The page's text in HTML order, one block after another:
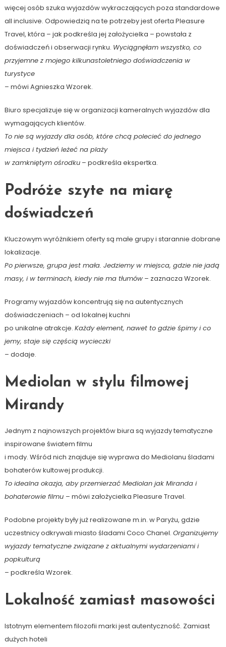
więcej osób szuka wyjazdów wykraczających poza standardowe
all inclusive. Odpowiedzią na te potrzeby jest oferta Pleasure
Travel, która – jak podkreśla jej założycielka – powstała z
doświadczeń i obserwacji rynku. Wyciągnęłam wszystko, co
przyjemne z mojego kilkunastoletniego doświadczenia w
turystyce
– mówi Agnieszka Wzorek.
Biuro specjalizuje się w organizacji kameralnych wyjazdów dla
wymagających klientów.
To nie są wyjazdy dla osób, które chcą polecieć do jednego
miejsca i tydzień leżeć na plaży
w zamkniętym ośrodku– podkreśla ekspertka.
Podróże szyte na miarę
doświadczeń
Kluczowym wyróżnikiem oferty są małe grupy i starannie dobrane
lokalizacje.
Po pierwsze, grupa jest mała. Jedziemy w miejsca, gdzie nie jadą
masy, i w terminach, kiedy nie ma tłumów– zaznacza Wzorek.
Programy wyjazdów koncentrują się na autentycznych
doświadczeniach – od lokalnej kuchni
po unikalne atrakcje. Każdy element, nawet to gdzie śpimy i co
jemy, staje się częścią wycieczki
– dodaje.
Mediolan w stylu filmowej
Mirandy
Jednym z najnowszych projektów biura są wyjazdy tematyczne
inspirowane światem filmu
i mody. Wśród nich znajduje się wyprawa do Mediolanu śladami
bohaterów kultowej produkcji.
To idealna okazja, aby przemierzać Mediolan jak Miranda i
bohaterowie filmu – mówi założycielka Pleasure Travel.
Podobne projekty były już realizowane m.in. w Paryżu, gdzie
uczestnicy odkrywali miasto śladami Coco Chanel. Organizujemy
wyjazdy tematyczne związane z aktualnymi wydarzeniami i
popkulturą
– podkreśla Wzorek.
Lokalność zamiast masowości
Istotnym elementem filozofii marki jest autentyczność. Zamiast
dużych hoteli